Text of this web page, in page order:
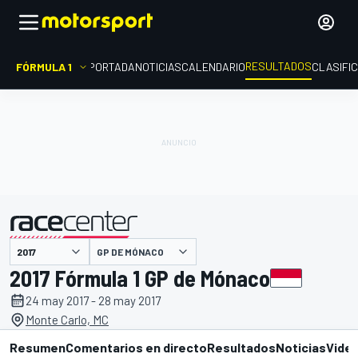
FÓRMULA 1 PORTADANOTICIASCALENDARIORESULTADOS
presentado por GP DE MÓNACO
2017 Fórmula 1 GP de Mónaco
24 may 2017 - 28 may 2017
Monte Carlo, MC
ResumenComentarios en directoResultadosNoticias